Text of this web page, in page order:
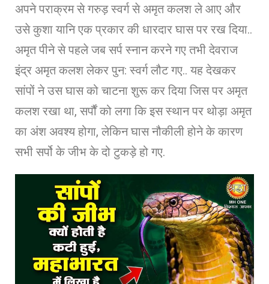
अपने पराक्रम से गरुड़ स्वर्ग से अमृत कलश ले आए और
उसे कुशा यानि एक प्रकार की धारदार घास पर रख दिया..
अमृत पीने से पहले जब सर्प स्नान करने गए तभी देवराज
इंद्र अमृत कलश लेकर पुन: स्वर्ग लौट गए.. यह देखकर
सांपों ने उस घास को चाटना शुरू कर दिया जिस पर अमृत
कलश रखा था, सर्पौं को लगा कि इस स्थान पर थोड़ा अमृत
का अंश अवश्य होगा, लेकिन घास नौकीली होने के कारण
सभी सर्पो के जीभ के दो टुकड़े हो गए.